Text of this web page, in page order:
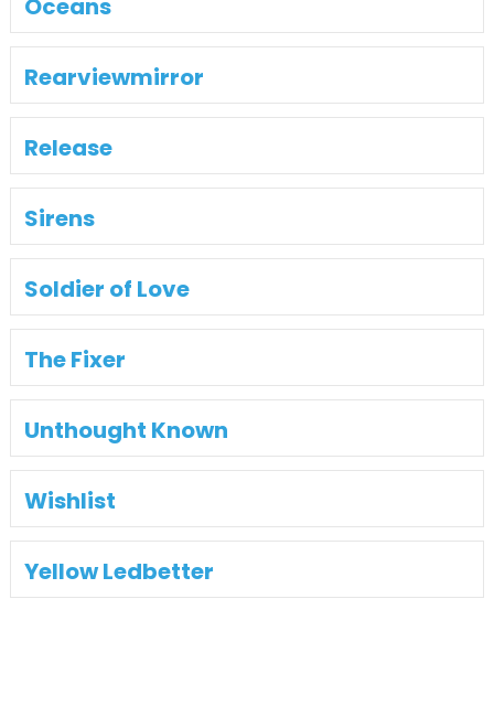
Oceans
Rearviewmirror
Release
Sirens
Soldier of Love
The Fixer
Unthought Known
Wishlist
Yellow Ledbetter